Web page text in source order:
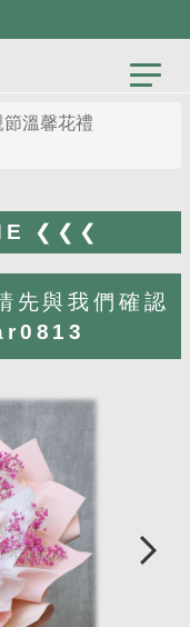
節溫馨花禮
❮❮❮
先與我們確認